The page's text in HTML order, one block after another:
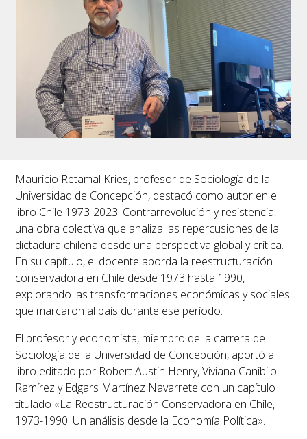
Mauricio Retamal Kries, profesor de Sociología de la
Universidad de Concepción, destacó como autor en el
libro Chile 1973-2023: Contrarrevolución y resistencia,
una obra colectiva que analiza las repercusiones de la
dictadura chilena desde una perspectiva global y crítica.
En su capítulo, el docente aborda la reestructuración
conservadora en Chile desde 1973 hasta 1990,
explorando las transformaciones económicas y sociales
que marcaron al país durante ese período.
El profesor y economista, miembro de la carrera de
Sociología de la Universidad de Concepción, aportó al
libro editado por Robert Austin Henry, Viviana Canibilo
Ramírez y Edgars Martínez Navarrete con un capítulo
titulado «La Reestructuración Conservadora en Chile,
1973-1990. Un análisis desde la Economía Política».